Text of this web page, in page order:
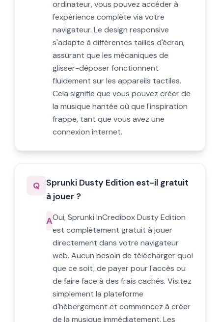
ordinateur, vous pouvez accéder à
l'expérience complète via votre
navigateur. Le design responsive
s'adapte à différentes tailles d'écran,
assurant que les mécaniques de
glisser-déposer fonctionnent
fluidement sur les appareils tactiles.
Cela signifie que vous pouvez créer de
la musique hantée où que l'inspiration
frappe, tant que vous avez une
connexion internet.
Q Sprunki Dusty Edition est-il gratuit
à jouer ?
AOui, Sprunki InCredibox Dusty Edition
est complètement gratuit à jouer
directement dans votre navigateur
web. Aucun besoin de télécharger quoi
que ce soit, de payer pour l'accès ou
de faire face à des frais cachés. Visitez
simplement la plateforme
d'hébergement et commencez à créer
de la musique immédiatement. Les